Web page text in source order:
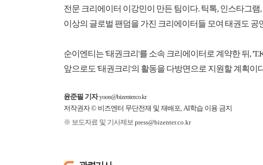
전문 크리에이터 이강민이 만든 팀이다. 틱톡, 인스타그
이상의 글로벌 팬덤을 가진 크리에이터들 모여 태권도 공
순이엔티는 '태권크리'를 소속 크리에이터로 계약한 뒤,
앞으로도 '태권크리'의 활동을 다방면으로 지원할 계획이
윤준필 기자 yoon@bizenter.co.kr
저작권자 © 비즈엔터 무단전재 및 재배포, AI학습 이용 금지
※ 보도자료 및 기사제보 press@bizenter.co.kr